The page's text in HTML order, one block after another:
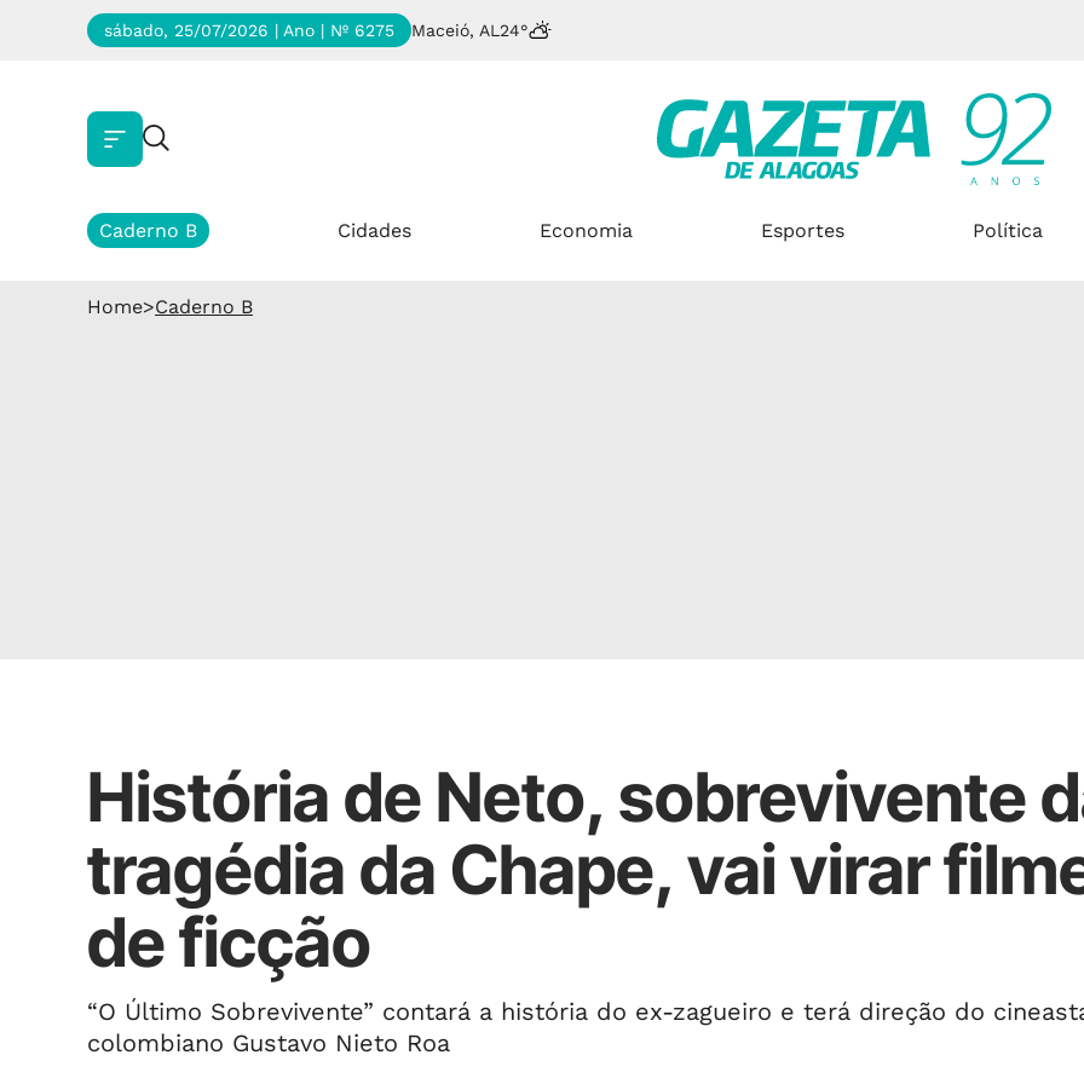
sábado, 25/07/2026 | Ano | Nº 6275 Maceió, AL 24°
Caderno B Cidades Economia Esportes Política
Home>Caderno B
História de Neto, sobrevivente
tragédia da Chape, vai virar
de ficção
“O Último Sobrevivente” contará a história do ex-zagueiro e terá direção do
colombiano Gustavo Nieto Roa